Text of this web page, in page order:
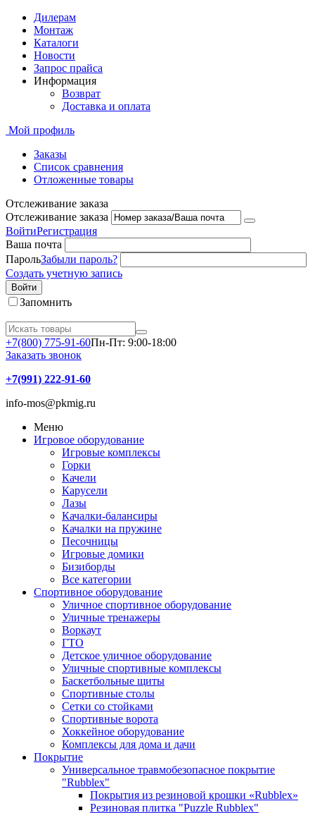
Дилерам
Монтаж
Каталоги
Новости
Запрос прайса
Информация
Возврат
Доставка и оплата
Мой профиль
Заказы
Список сравнения
Отложенные товары
Отслеживание заказа
Отслеживание заказа
ВойтиРегистрация
Ваша почта
ПарольЗабыли пароль?
Создать учетную запись
Войти
Запомнить
+7(800) 775-91-60Пн-Пт: 9:00-18:00
Заказать звонок
+7(991) 222-91-60
info-mos@pkmig.ru
Меню
Игровое оборудование
Игровые комплексы
Горки
Качели
Карусели
Лазы
Качалки-балансиры
Качалки на пружине
Песочницы
Игровые домики
Бизиборды
Все категории
Спортивное оборудование
Уличное спортивное оборудование
Уличные тренажеры
Воркаут
ГТО
Детское уличное оборудование
Уличные спортивные комплексы
Баскетбольные щиты
Спортивные столы
Сетки со стойками
Спортивные ворота
Хоккейное оборудование
Комплексы для дома и дачи
Покрытие
Универсальное травмобезопасное покрытие
"Rubblex"
Покрытия из резиновой крошки «Rubblex»
Резиновая плитка "Puzzle Rubblex"